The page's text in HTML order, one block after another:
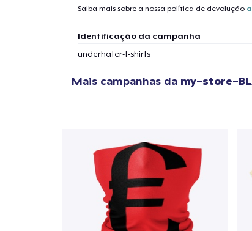
Saiba mais sobre a nossa política de devolução
Identificação da campanha
underhater-t-shirts
Mais campanhas da my-store-